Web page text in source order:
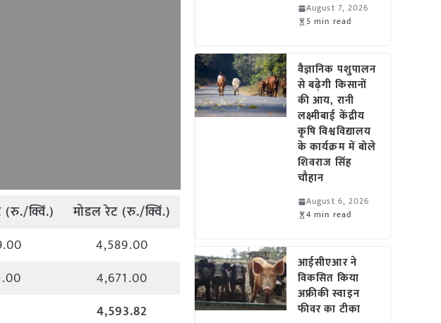
(रु./क्विं.) मोडल रेट (रु./क्विं.)
4,589.00
4,671.00
4,593.82
August 7, 2026
5 min read
वैज्ञानिक पशुपालन
से बढ़ेगी किसानों
की आय, रानी
लक्ष्मीबाई केंद्रीय
कृषि विश्वविद्यालय
के कार्यक्रम में बोले
शिवराज सिंह
चौहान
August 6, 2026
4 min read
आईसीएआर ने
विकसित किया
अफ्रीकी स्वाइन
फीवर का टीका